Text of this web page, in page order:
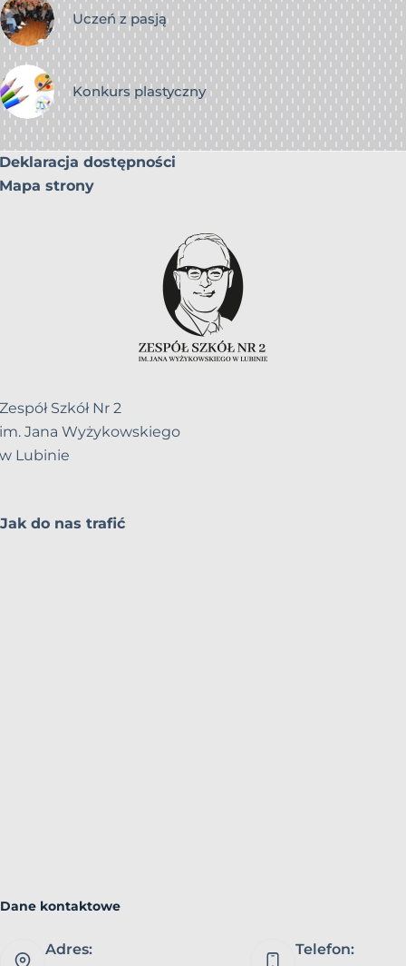
Uczeń z pasją
Konkurs plastyczny
Deklaracja dostępności
Mapa strony
Zespół Szkół Nr 2
im. Jana Wyżykowskiego
w Lubinie
Jak do nas trafić
Dane kontaktowe
Adres:
Telefon: